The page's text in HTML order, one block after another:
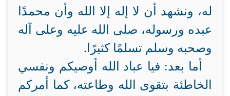
له، ونشهد أن لا إله إلا الله وأن محمدًا
عبده ورسوله، صلى الله عليه وعلى آله
وصحبه وسلم تسلمًا كثيرًا.
أما بعد: فيا عباد الله أوصيكم ونفسي
الخاطئة بتقوى الله وطاعته، كما أمركم